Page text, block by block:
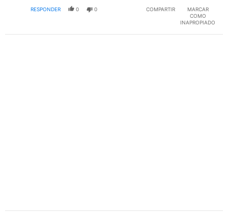
RESPONDER 0 0 COMPARTIR
MARCAR
COMO
INAPROPIADO